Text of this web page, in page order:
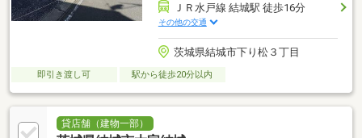
ＪＲ水戸線 結城駅 徒歩16分
その他の交通
茨城県結城市下り松３丁目
即引き渡し可 駅から徒歩20分以内
貸店舗（建物一部）